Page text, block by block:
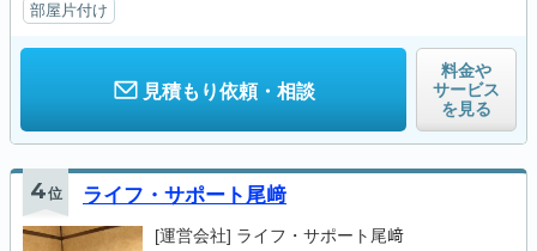
部屋片付け
見積もり依頼・相談
料金や
サービス
を見る
4位 ライフ・サポート尾﨑
[運営会社] ライフ・サポート尾﨑